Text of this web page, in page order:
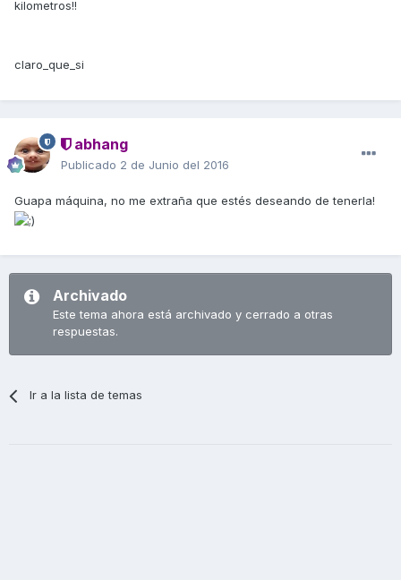
kilometros!!
claro_que_si
abhang
Publicado 2 de Junio del 2016
Guapa máquina, no me extraña que estés deseando de tenerla!
Archivado
Este tema ahora está archivado y cerrado a otras
respuestas.
Ir a la lista de temas